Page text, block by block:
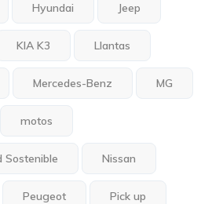
Hyundai Jeep
KIA K3 Llantas
Mercedes-Benz MG
motos
Sostenible Nissan
Peugeot Pick up